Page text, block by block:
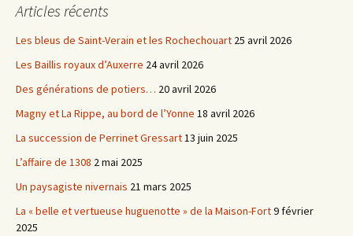
Articles récents
Les bleus de Saint-Verain et les Rochechouart 25 avril 2026
Les Baillis royaux d’Auxerre 24 avril 2026
Des générations de potiers… 20 avril 2026
Magny et La Rippe, au bord de l’Yonne 18 avril 2026
La succession de Perrinet Gressart13 juin 2025
L’affaire de 1308 2 mai 2025
Un paysagiste nivernais 21 mars 2025
La « belle et vertueuse huguenotte » de la Maison-Fort9 février
2025